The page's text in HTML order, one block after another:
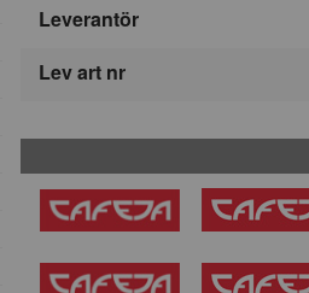
Leverantör
Lev art nr